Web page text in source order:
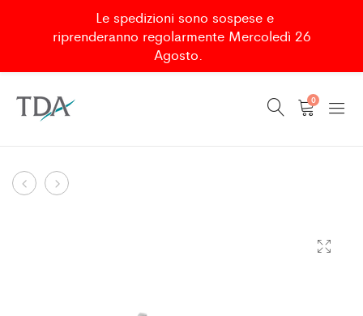
0
Product
GAR.SENKRECHTE
Le spedizioni sono sospese e
riprenderanno regolarmente Mercoledì 26
Agosto.